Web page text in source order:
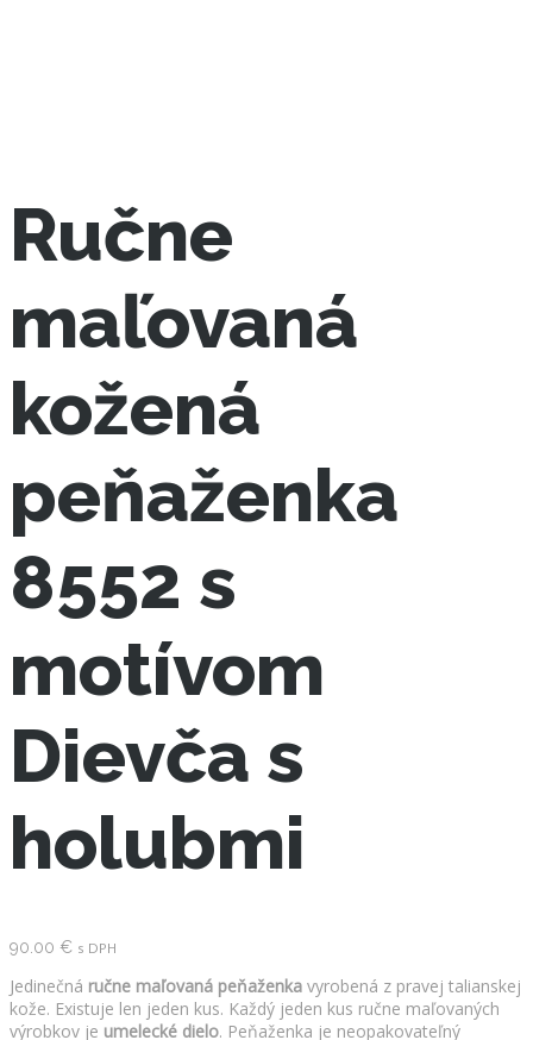
Ručne
maľovaná
kožená
peňaženka
8552 s
motívom
Dievča s
holubmi
90.00 € s DPH
Jedinečná ručne maľovaná peňaženka vyrobená z pravej talianskej
kože. Existuje len jeden kus. Každý jeden kus ručne maľovaných
výrobkov je umelecké dielo. Peňaženka je neopakovateľný